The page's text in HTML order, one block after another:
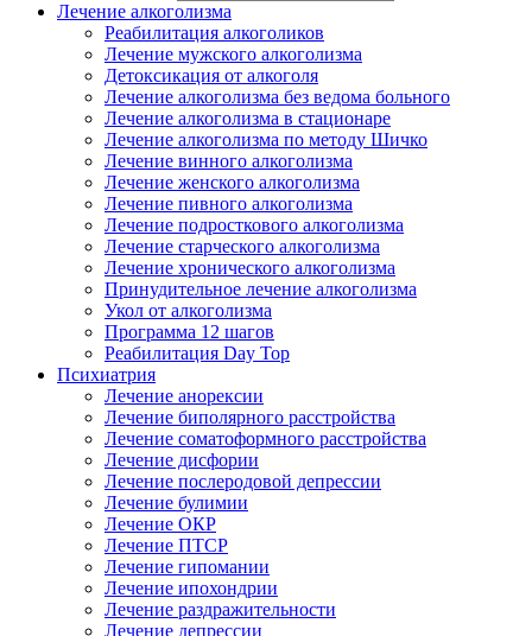
Лечение алкоголизма
Реабилитация алкоголиков
Лечение мужского алкоголизма
Детоксикация от алкоголя
Лечение алкоголизма без ведома больного
Лечение алкоголизма в стационаре
Лечение алкоголизма по методу Шичко
Лечение винного алкоголизма
Лечение женского алкоголизма
Лечение пивного алкоголизма
Лечение подросткового алкоголизма
Лечение старческого алкоголизма
Лечение хронического алкоголизма
Принудительное лечение алкоголизма
Укол от алкоголизма
Программа 12 шагов
Реабилитация Day Top
Психиатрия
Лечение анорексии
Лечение биполярного расстройства
Лечение соматоформного расстройства
Лечение дисфории
Лечение послеродовой депрессии
Лечение булимии
Лечение ОКР
Лечение ПТСР
Лечение гипомании
Лечение ипохондрии
Лечение раздражительности
Лечение депрессии